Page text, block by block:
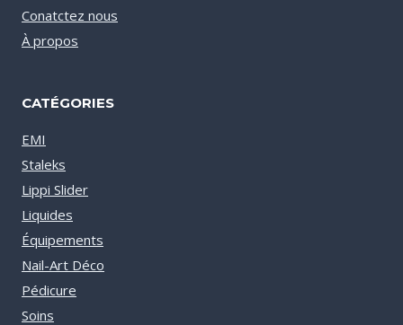
Conatctez nous
À propos
CATÉGORIES
EMI
Staleks
Lippi Slider
Liquides
Équipements
Nail-Art Déco
Pédicure
Soins